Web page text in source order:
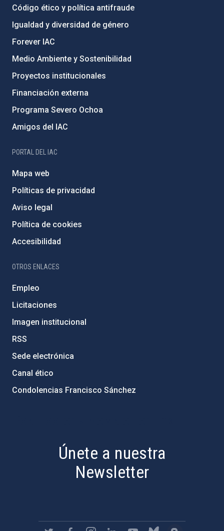
Código ético y política antifraude
Igualdad y diversidad de género
Forever IAC
Medio Ambiente y Sostenibilidad
Proyectos institucionales
Financiación externa
Programa Severo Ochoa
Amigos del IAC
PORTAL DEL IAC
Mapa web
Políticas de privacidad
Aviso legal
Política de cookies
Accesibilidad
OTROS ENLACES
Empleo
Licitaciones
Imagen institucional
RSS
Sede electrónica
Canal ético
Condolencias Francisco Sánchez
Únete a nuestra
Newsletter